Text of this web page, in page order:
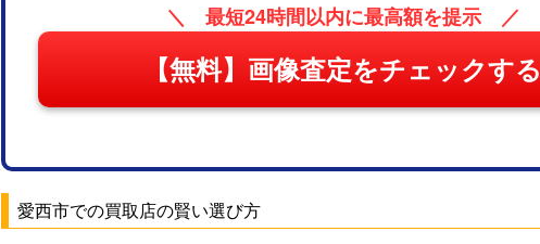
＼ 最短24時間以内に最高額を提示 ／
【無料】画像査定をチェックする
愛西市での買取店の賢い選び方